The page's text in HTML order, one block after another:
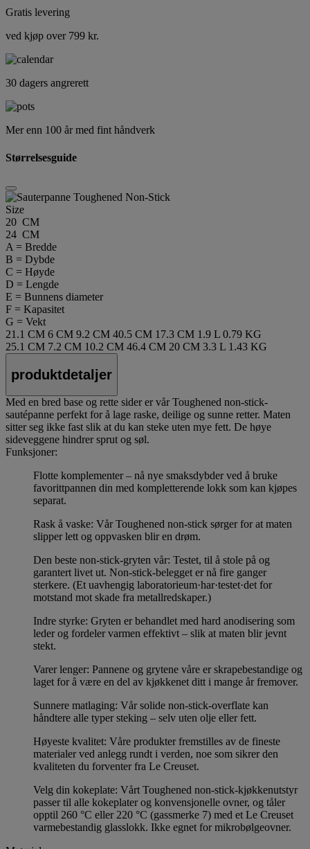
Gratis levering
ved kjøp over 799 kr.
30 dagers angrerett
Mer enn 100 år med fint håndverk
Størrelsesguide
Size
20 CM
24 CM
A = Bredde
B = Dybde
C = Høyde
D = Lengde
E = Bunnens diameter
F = Kapasitet
G = Vekt
21.1 CM 6 CM 9.2 CM 40.5 CM 17.3 CM 1.9 L 0.79 KG
25.1 CM 7.2 CM 10.2 CM 46.4 CM 20 CM 3.3 L 1.43 KG
produktdetaljer
Med en bred base og rette sider er vår Toughened non-stick-
sautépanne perfekt for å lage raske, deilige og sunne retter. Maten
sitter seg ikke fast slik at du kan steke uten mye fett. De høye
sideveggene hindrer sprut og søl.
Funksjoner:
Flotte komplementer – nå nye smaksdybder ved å bruke
favorittpannen din med kompletterende lokk som kan kjøpes
separat.
Rask å vaske: Vår Toughened non-stick sørger for at maten
slipper lett og oppvasken blir en drøm.
Den beste non-stick-gryten vår: Testet, til å stole på og
garantert livet ut. Non-stick-belegget er nå fire ganger
sterkere. (Et uavhengig laboratorieum·har·testet·det for
motstand mot skade fra metallredskaper.)
Indre styrke: Gryten er behandlet med hard anodisering som
leder og fordeler varmen effektivt – slik at maten blir jevnt
stekt.
Varer lenger: Pannene og grytene våre er skrapebestandige og
laget for å være en del av kjøkkenet ditt i mange år fremover.
Sunnere matlaging: Vår solide non-stick-overflate kan
håndtere alle typer steking – selv uten olje eller fett.
Høyeste kvalitet: Våre produkter fremstilles av de fineste
materialer ved anlegg rundt i verden, noe som sikrer den
kvaliteten du forventer fra Le Creuset.
Velg din kokeplate: Vårt Toughened non-stick-kjøkkenutstyr
passer til alle kokeplater og konvensjonelle ovner, og tåler
opptil 260 °C eller 220 °C (gassmerke 7) med et Le Creuset
varmebestandig glasslokk. Ikke egnet for mikrobølgeovner.